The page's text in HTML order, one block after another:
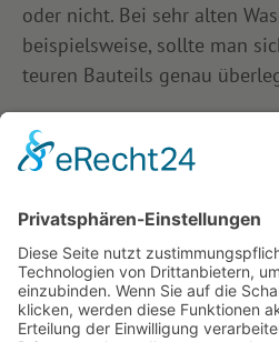
oder nicht. Bei sehr alten
beispielsweise, sollte man
teuren Bauteils genau
Gerne helfen wir Ihnen auch
oder rufen Sie
Whatsapp öffnen